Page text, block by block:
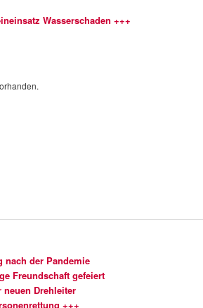
Wasserschaden +++
nach der Pandemie
Freundschaft gefeiert
neuen Drehleiter
+++